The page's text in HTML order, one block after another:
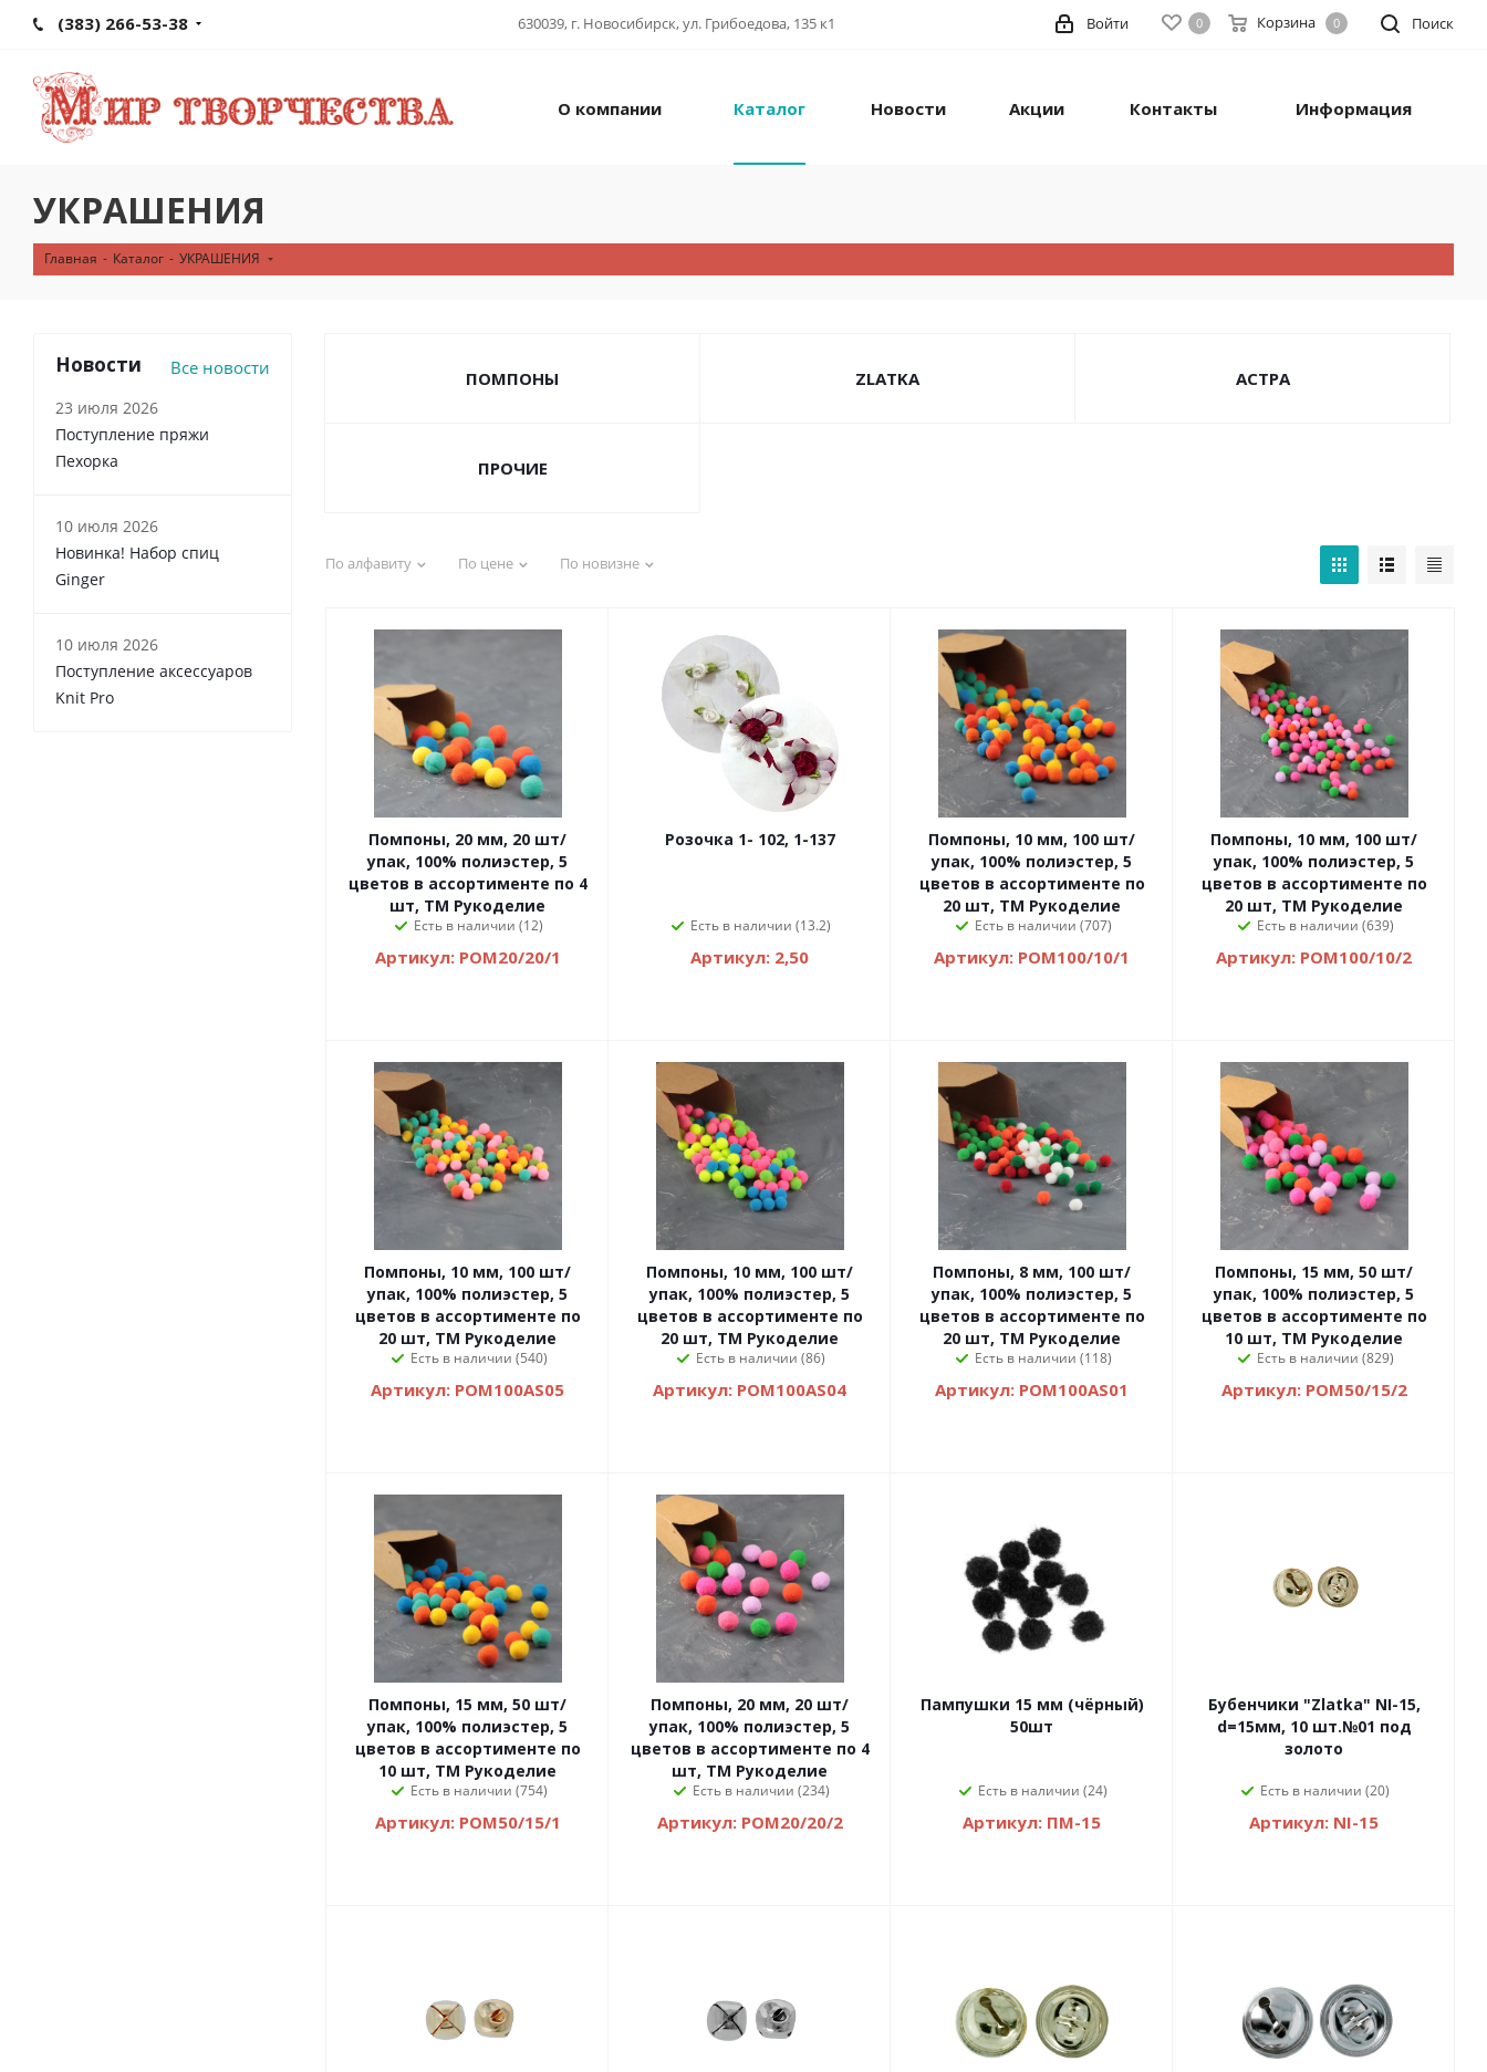
(383) 266-53-38 630039, г. Новосибирск, ул. Грибоедова, 135 к1 Поиск
0 Корзина 0
Войти
О компании Каталог Новости Акции Контакты Информация
УКРАШЕНИЯ
Главная - Каталог - УКРАШЕНИЯ
ПОМПОНЫ ZLATKA АСТРА
ПРОЧИЕ
По алфавиту По цене По новизне
Помпоны, 20 мм, 20 шт/
упак, 100% полиэстер, 5
цветов в ассортименте по 4
шт, ТМ Рукоделие
Есть в наличии (12)
Артикул: POM20/20/1
Розочка 1- 102, 1-137
Есть в наличии (13.2)
Артикул: 2,50
Помпоны, 10 мм, 100 шт/
упак, 100% полиэстер, 5
цветов в ассортименте по
20 шт, ТМ Рукоделие
Есть в наличии (707)
Артикул: POM100/10/1
Помпоны, 10 мм, 100 шт/
упак, 100% полиэстер, 5
цветов в ассортименте по
20 шт, ТМ Рукоделие
Есть в наличии (639)
Артикул: POM100/10/2
Помпоны, 10 мм, 100 шт/
упак, 100% полиэстер, 5
цветов в ассортименте по
20 шт, ТМ Рукоделие
Есть в наличии (540)
Артикул: POM100AS05
Помпоны, 10 мм, 100 шт/
упак, 100% полиэстер, 5
цветов в ассортименте по
20 шт, ТМ Рукоделие
Есть в наличии (86)
Артикул: POM100AS04
Помпоны, 8 мм, 100 шт/
упак, 100% полиэстер, 5
цветов в ассортименте по
20 шт, ТМ Рукоделие
Есть в наличии (118)
Артикул: POM100AS01
Помпоны, 15 мм, 50 шт/
упак, 100% полиэстер, 5
цветов в ассортименте по
10 шт, ТМ Рукоделие
Есть в наличии (829)
Артикул: POM50/15/2
Помпоны, 15 мм, 50 шт/
упак, 100% полиэстер, 5
цветов в ассортименте по
10 шт, ТМ Рукоделие
Есть в наличии (754)
Артикул: POM50/15/1
Помпоны, 20 мм, 20 шт/
упак, 100% полиэстер, 5
цветов в ассортименте по 4
шт, ТМ Рукоделие
Есть в наличии (234)
Артикул: POM20/20/2
Пампушки 15 мм (чёрный)
50шт
Есть в наличии (24)
Артикул: ПМ-15
Бубенчики "Zlatka" NI-15,
d=15мм, 10 шт.№01 под
золото
Есть в наличии (20)
Артикул: NI-15
Новости Все новости
23 июля 2026
Поступление пряжи
Пехорка
10 июля 2026
Новинка! Набор спиц
Ginger
10 июля 2026
Поступление аксессуаров
Knit Pro